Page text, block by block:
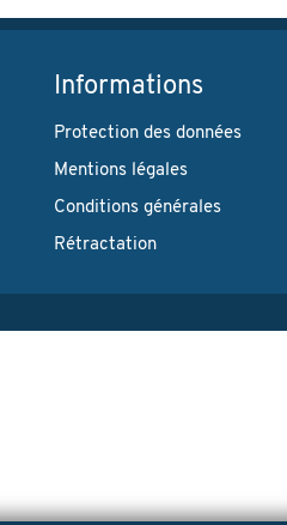
Informations
Protection des données
Mentions légales
Conditions générales
Rétractation